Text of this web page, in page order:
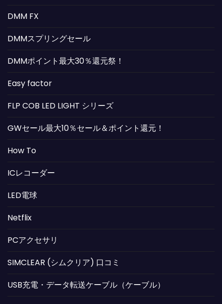
DMM FX
DMMスプリングセール
DMMポイント最大30％還元祭！
Easy factor
FLP COB LED LIGHT シリーズ
GWセール最大10％セール＆ポイント還元！
How To
ICレコーダー
LED電球
Netflix
PCアクセサリ
SIMCLEAR (シムクリア) 口コミ
USB充電・データ転送ケーブル（ケーブル）